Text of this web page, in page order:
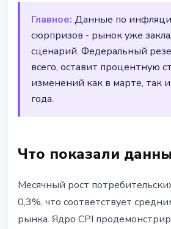
Главное: Данные по
сюрпризов - рынок уже
сценарий. Федеральный
всего, оставит процентную
изменений как в марте, так
года.
Что показали
Месячный рост
0,3%, что соответствует
рынка. Ядро CPI